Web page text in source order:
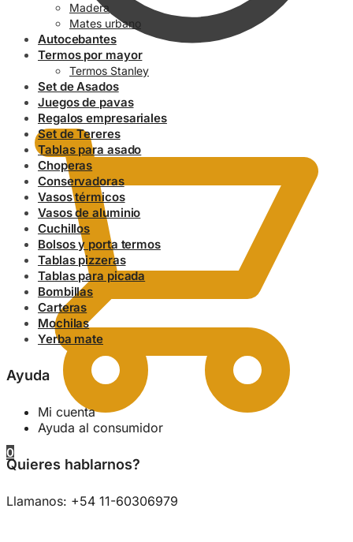
0.00 $
0
Madera
Mates urbano
Autocebantes
Termos por mayor
Termos Stanley
Set de Asados
Juegos de pavas
Regalos empresariales
Set de Tereres
Tablas para asado
Choperas
Conservadoras
Vasos térmicos
Vasos de aluminio
Cuchillos
Bolsos y porta termos
Tablas pizzeras
Tablas para picada
Bombillas
Carteras
Mochilas
Yerba mate
Ayuda
Mi cuenta
Ayuda al consumidor
Quieres hablarnos?
Llamanos: +54 11-60306979